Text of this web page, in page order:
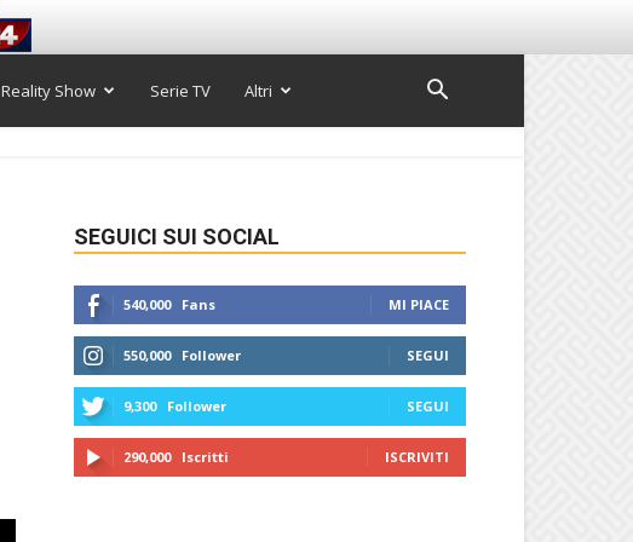
Reality Show Serie TV Altri
SEGUICI SUI SOCIAL
540,000 Fans MI PIACE
550,000 Follower SEGUI
9,300 Follower SEGUI
290,000 Iscritti ISCRIVITI